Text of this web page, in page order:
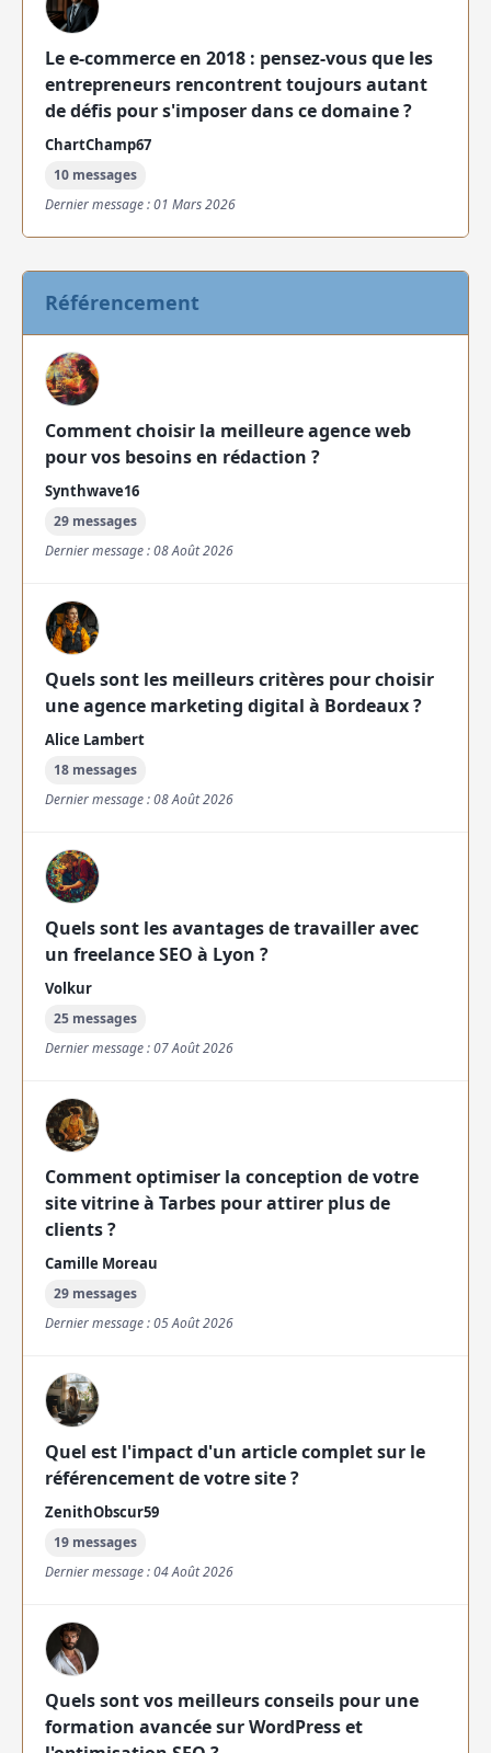
Le e-commerce en 2018 : pensez-vous que les
entrepreneurs rencontrent toujours autant
de défis pour s'imposer dans ce domaine ?
ChartChamp67
10 messages
Dernier message : 01 Mars 2026
Référencement
Comment choisir la meilleure agence web
pour vos besoins en rédaction ?
Synthwave16
29 messages
Dernier message : 08 Août 2026
Quels sont les meilleurs critères pour choisir
une agence marketing digital à Bordeaux ?
Alice Lambert
18 messages
Dernier message : 08 Août 2026
Quels sont les avantages de travailler avec
un freelance SEO à Lyon ?
Volkur
25 messages
Dernier message : 07 Août 2026
Comment optimiser la conception de votre
site vitrine à Tarbes pour attirer plus de
clients ?
Camille Moreau
29 messages
Dernier message : 05 Août 2026
Quel est l'impact d'un article complet sur le
référencement de votre site ?
ZenithObscur59
19 messages
Dernier message : 04 Août 2026
Quels sont vos meilleurs conseils pour une
formation avancée sur WordPress et